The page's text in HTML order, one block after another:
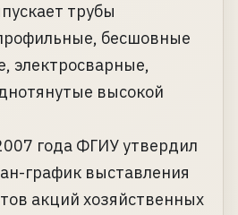
трубы
бесшовные
электросварные,
высокой
года ФГИУ утвердил
график выставления
акций хозяйственных